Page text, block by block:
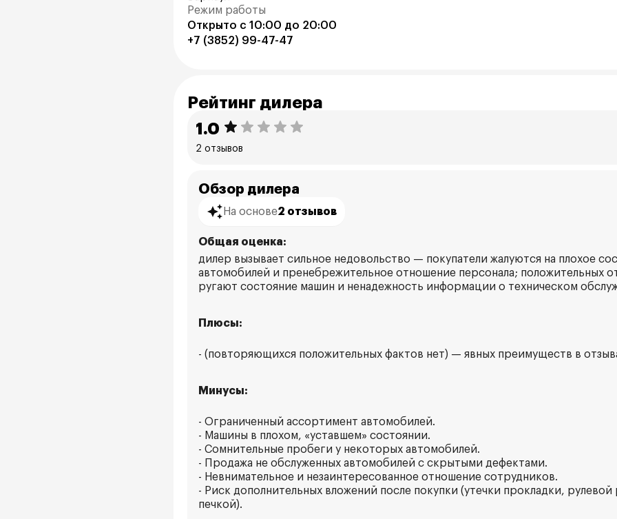
Режим работы
Открыто с 10:00 до 20:00
+7 (3852) 99-47-47
Рейтинг дилера
1.0
2 отзывов
Обзор дилера
На основе2 отзывов
Общая оценка:
дилер вызывает сильное недовольство — покупатели жалуются на плохое
автомобилей и пренебрежительное отношение персонала; положительных
ругают состояние машин и ненадежность информации о техническом
Плюсы:
- (повторяющихся положительных фактов нет) — явных преимуществ в
Минусы:
- Ограниченный ассортимент автомобилей.
- Машины в плохом, «уставшем» состоянии.
- Сомнительные пробеги у некоторых автомобилей.
- Продажа не обслуженных автомобилей с скрытыми дефектами.
- Невнимательное и незаинтересованное отношение сотрудников.
- Риск дополнительных вложений после покупки (утечки прокладки,
печкой).